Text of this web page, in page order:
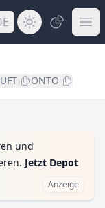
ONTO
und
Jetzt Depot
Anzeige